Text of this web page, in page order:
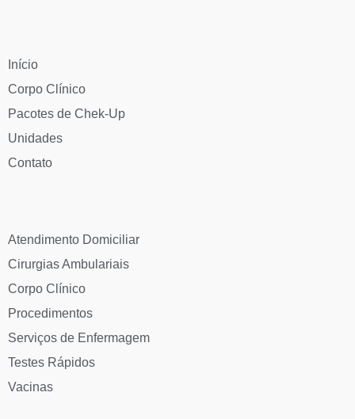
Início
Corpo Clínico
Pacotes de Chek-Up
Unidades
Contato
Atendimento Domiciliar
Cirurgias Ambulariais
Corpo Clínico
Procedimentos
Serviços de Enfermagem
Testes Rápidos
Vacinas